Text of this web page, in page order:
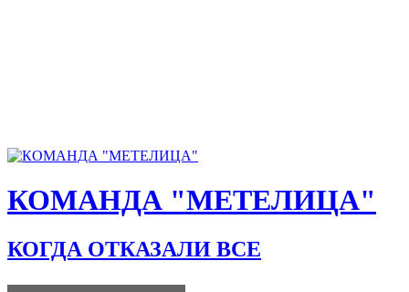
КОМАНДА "МЕТЕЛИЦА"
КОГДА ОТКАЗАЛИ ВСЕ